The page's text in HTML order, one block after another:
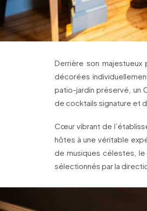
Derrière son majestueux
décorées
patio-jardin préservé, un
de cocktails signature et
Cœur vibrant de
hôtes à une véritable
de musiques célestes,
sélectionnés par la